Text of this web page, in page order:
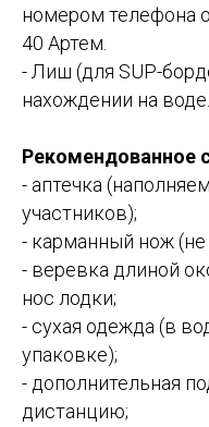
номером телефона
40 Артем.
- Лиш (для SUP-
нахождении на воде.
Рекомендованное
- аптечка
участников);
- карманный нож
- веревка длиной
нос лодки;
- сухая одежда (в
упаковке);
- дополнительная
дистанцию;